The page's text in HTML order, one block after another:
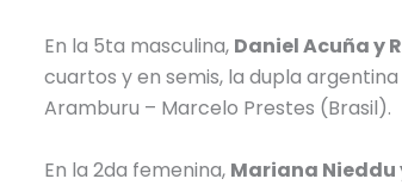
En la 5ta masculina, Daniel Acuña y
cuartos y en semis, la dupla
Aramburu – Marcelo Prestes (Brasil).
En la 2da femenina, Mariana Nieddu